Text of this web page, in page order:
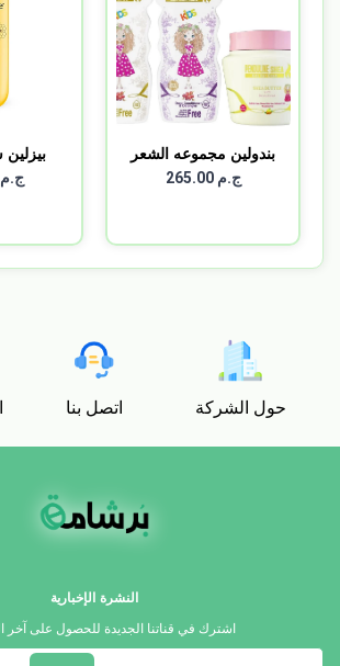
بندولين مجموعه الشعر
ال...ج.م 265.00 ج.م
حول الشركة اتصل بنا
النشرة الإخبارية
اشترك في قناتنا الجديدة للحصول على آخر